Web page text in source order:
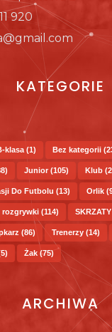
920
KATEGORIE
klasa (1) Bez kategorii
Junior (105) Klub
Do Futbolu (13) Orlik
rozgrywki (114) SKRZATY
(86) Trenerzy (14)
Żak (75)
ARCHIWA